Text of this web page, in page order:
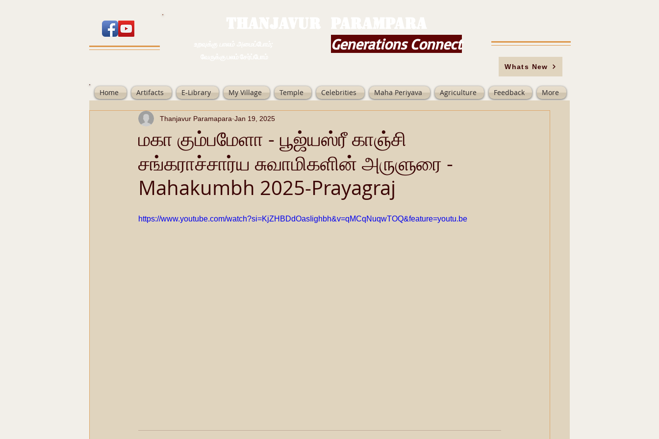
Generations Connect
Whats New
Home Artifacts E-Library My Village Temple Celebrities Maha Periyava Agriculture Feedback More
மகா கும்பமேளா - பூஜ்யஸ்ரீ காஞ்சி
சங்கராச்சார்ய சுவாமிகளின் அருளுரை -
Mahakumbh 2025-Prayagraj
Thanjavur Paramapara Jan 19, 2025
https://www.youtube.com/watch?si=KjZHBDdOasIighbh&v=qMCqNuqwTOQ&feature=youtu.be